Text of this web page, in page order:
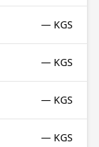
— KGS
— KGS
— KGS
— KGS